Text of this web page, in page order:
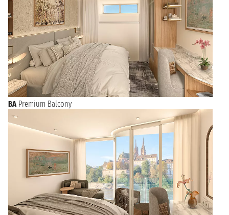
BA Premium Balcony